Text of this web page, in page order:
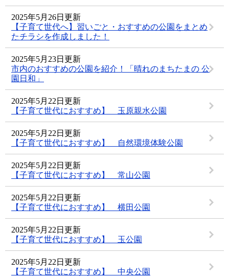
2025年5月26日更新
【子育て世代へ】習いごと・おすすめの公園をまとめ
たチラシを作成しました！
2025年5月23日更新
市内のおすすめの公園を紹介！「晴れのまちたまの 公
園日和」
2025年5月22日更新
【子育て世代におすすめ】 玉原親水公園
2025年5月22日更新
【子育て世代におすすめ】 自然環境体験公園
2025年5月22日更新
【子育て世代におすすめ】 常山公園
2025年5月22日更新
【子育て世代におすすめ】 横田公園
2025年5月22日更新
【子育て世代におすすめ】 玉公園
2025年5月22日更新
【子育て世代におすすめ】 中央公園